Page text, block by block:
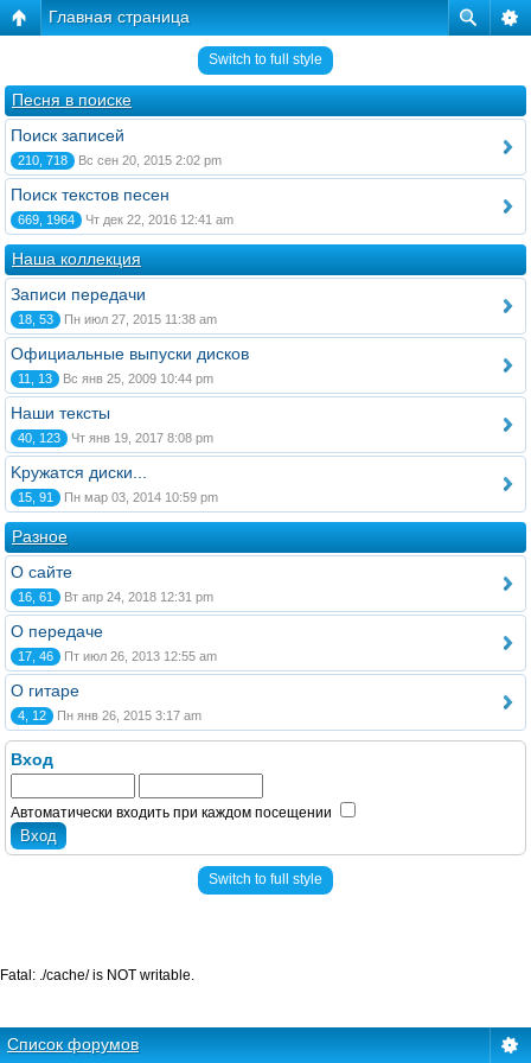
Главная страница
Switch to full style
Песня в поиске
Поиск записей
210, 718 Вс сен 20, 2015 2:02 pm
Поиск текстов песен
669, 1964 Чт дек 22, 2016 12:41 am
Наша коллекция
Записи передачи
18, 53 Пн июл 27, 2015 11:38 am
Официальные выпуски дисков
11, 13 Вс янв 25, 2009 10:44 pm
Наши тексты
40, 123 Чт янв 19, 2017 8:08 pm
Kружатся диски...
15, 91 Пн мар 03, 2014 10:59 pm
Разное
О сайте
16, 61 Вт апр 24, 2018 12:31 pm
О передаче
17, 46 Пт июл 26, 2013 12:55 am
О гитаре
4, 12 Пн янв 26, 2015 3:17 am
Вход
Автоматически входить при каждом посещении
Switch to full style
Список форумов
Fatal: ./cache/ is NOT writable.